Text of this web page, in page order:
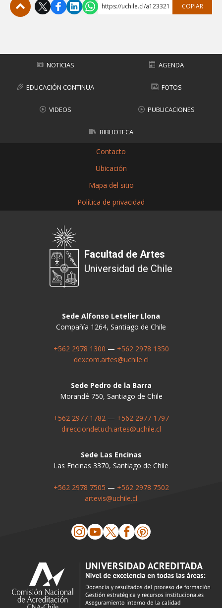
https://uchile.cl/a123321 COPIAR
NOTICIAS AGENDA
EDUCACIÓN CONTINUA FOTOS
VIDEOS PUBLICACIONES
BIBLIOTECA
Contacto
Ubicación
Mapa del sitio
Política de privacidad
Facultad de Artes
Universidad de Chile
Sede Alfonso Letelier Llona
Compañía 1264, Santiago de Chile
+562 2978 1300 — +562 2978 1350
dexcom.artes@uchile.cl
Sede Pedro de la Barra
Morandé 750, Santiago de Chile
+562 2977 1782— +562 2977 1797
direcciondetuch.artes@uchile.cl
Sede Las Encinas
Las Encinas 3370, Santiago de Chile
+562 2978 7505 — +562 2978 7502
artevis@uchile.cl